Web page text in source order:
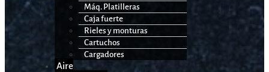
Máq. Platilleras
Caja fuerte
Rieles y monturas
Cartuchos
Cargadores
Aire